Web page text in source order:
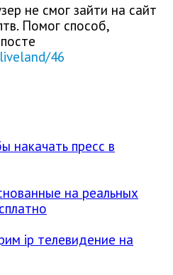
не смог зайти на сайт
Помог способ,
46
накачать пресс в
на реальных
ip телевидение на